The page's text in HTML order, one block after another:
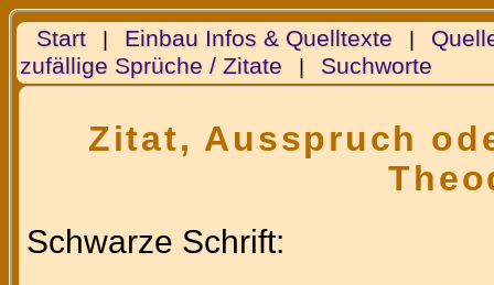
Start| Einbau Infos & Quelltexte |
zufällige Sprüche / Zitate | Suchworte
Zitat, Ausspruch
Schwarze Schrift: